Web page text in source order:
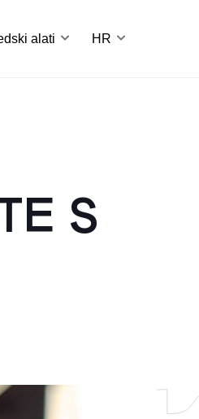
alati HR
S